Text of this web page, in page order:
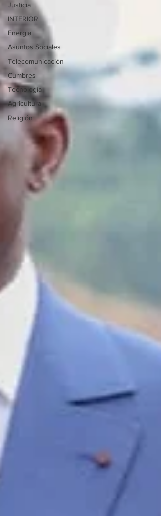
Justicia
INTERIOR
Energia
Asuntos Sociales
Telecomunicación
Cumbres
Tecnología
Agricultura
Religión